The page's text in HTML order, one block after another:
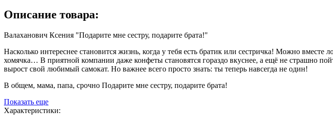
Описание товара:
Валаханович Ксения "Подарите мне сестру, подарите брата!"
Насколько интереснее становится жизнь, когда у тебя есть братик или сестричка! Можно вместе
хомячка… В приятной компании даже конфеты становятся гораздо вкуснее, а ещё не страшно
вырост свой любимый самокат. Но важнее всего просто знать: ты теперь навсегда не один!
В общем, мама, папа, срочно Подарите мне сестру, подарите брата!
Показать еще
Характеристики: